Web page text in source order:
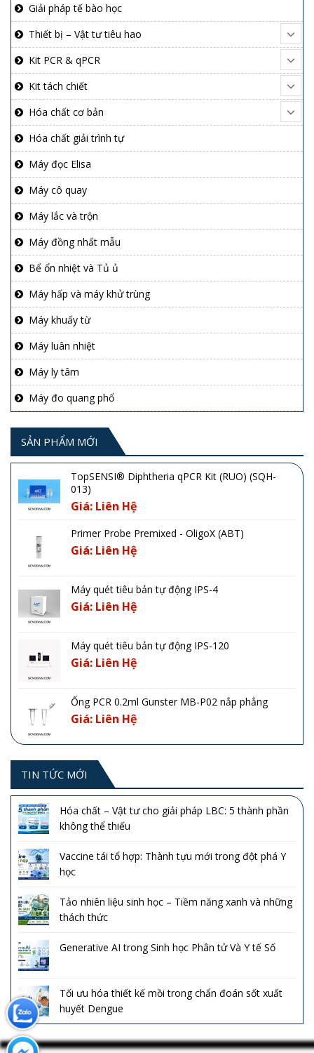
Giải pháp tế bào học
Thiết bị – Vật tư tiêu hao
Kit PCR & qPCR
Kit tách chiết
Hóa chất cơ bản
Hóa chất giải trình tự
Máy đọc Elisa
Máy cô quay
Máy lắc và trộn
Máy đồng nhất mẫu
Bể ổn nhiệt và Tủ ủ
Máy hấp và máy khử trùng
Máy khuấy từ
Máy luân nhiệt
Máy ly tâm
Máy đo quang phổ
SẢN PHẨM MỚI
TopSENSI® Diphtheria qPCR Kit (RUO) (SQH-
013)
Giá: Liên Hệ
Primer Probe Premixed - OligoX (ABT)
Giá: Liên Hệ
Máy quét tiêu bản tự động IPS-4
Giá: Liên Hệ
Máy quét tiêu bản tự động IPS-120
Giá: Liên Hệ
Ống PCR 0.2ml Gunster MB-P02 nắp phẳng
Giá: Liên Hệ
TIN TỨC MỚI
Hóa chất – Vật tư cho giải pháp LBC: 5 thành phần
không thể thiếu
Vaccine tái tổ hợp: Thành tựu mới trong đột phá Y
học
Tảo nhiên liệu sinh học – Tiềm năng xanh và những
thách thức
Generative AI trong Sinh học Phân tử Và Y tế Số
Tối ưu hóa thiết kế mồi trong chẩn đoán sốt xuất
huyết Dengue